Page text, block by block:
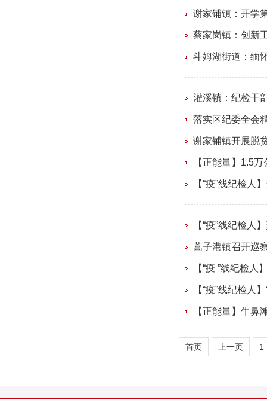
谢家铺镇：开学
蔡家岗镇：创新
斗姆湖街道：缅
灌溪镇：纪检干
落实区纪委全会
谢家铺镇开展脱
【正能量】1.5
【“疫”线纪检人
【“疫”线纪检人
蒿子港镇召开巡
【“疫 ”线纪检人
【“疫”线纪检人
【正能量】牛鼻
首页 上一页 1